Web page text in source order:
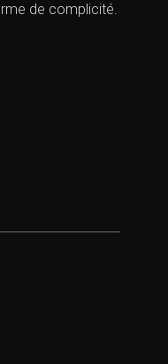
de complicité.